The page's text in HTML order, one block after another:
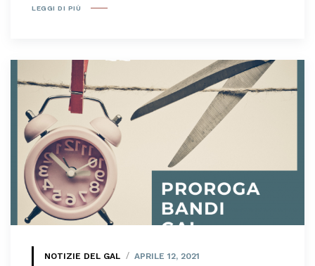
LEGGI DI PIÙ
NOTIZIE DEL GAL APRILE 12, 2021